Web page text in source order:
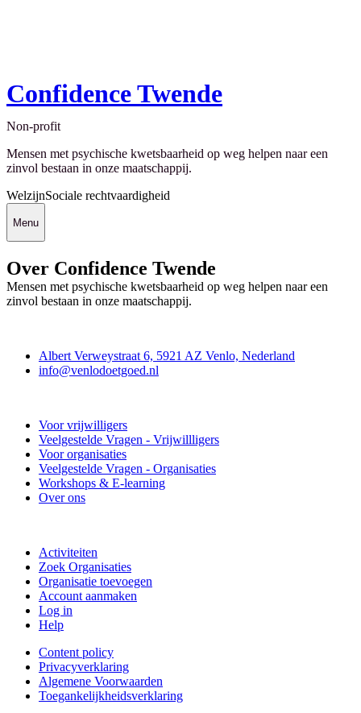
Confidence Twende
Non-profit
Mensen met psychische kwetsbaarheid op weg helpen naar een
zinvol bestaan in onze maatschappij.
WelzijnSociale rechtvaardigheid
Menu
Over Confidence Twende
Mensen met psychische kwetsbaarheid op weg helpen naar een
zinvol bestaan in onze maatschappij.
Albert Verweystraat 6, 5921 AZ Venlo, Nederland
info@venlodoetgoed.nl
Voor vrijwilligers
Veelgestelde Vragen - Vrijwillligers
Voor organisaties
Veelgestelde Vragen - Organisaties
Workshops & E-learning
Over ons
Activiteiten
Zoek Organisaties
Organisatie toevoegen
Account aanmaken
Log in
Help
Content policy
Privacyverklaring
Algemene Voorwaarden
Toegankelijkheidsverklaring